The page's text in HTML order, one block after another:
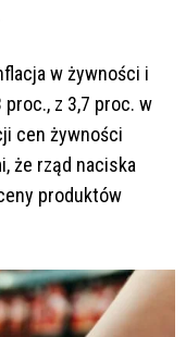
w żywności i
proc., z 3,7 proc. w
cen żywności
że rząd naciska
produktów